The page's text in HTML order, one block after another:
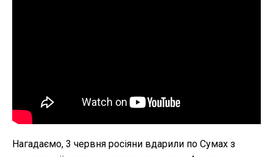
Нагадаємо, 3 червня росіяни вдарили по Сумах з